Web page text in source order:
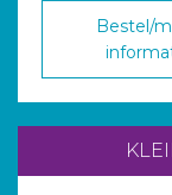
Bestel/